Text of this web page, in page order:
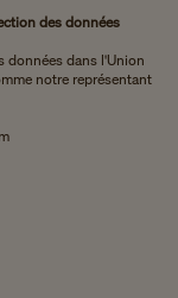
des données
données dans l'Union
notre représentant